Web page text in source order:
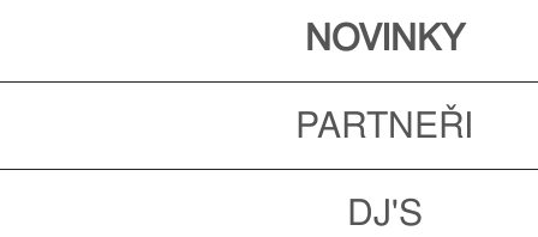
NOVINKY
PARTNEŘI
DJ'S